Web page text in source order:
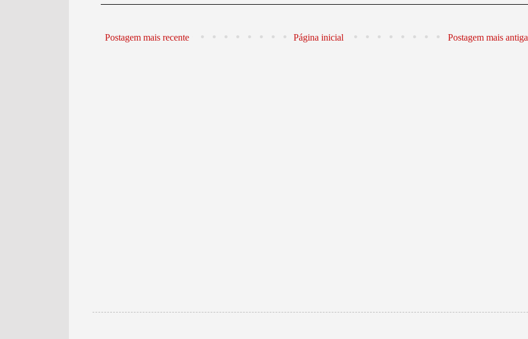
Postagem mais recente Postagem mais antiga
Página inicial